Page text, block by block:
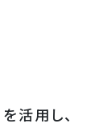
活用し、